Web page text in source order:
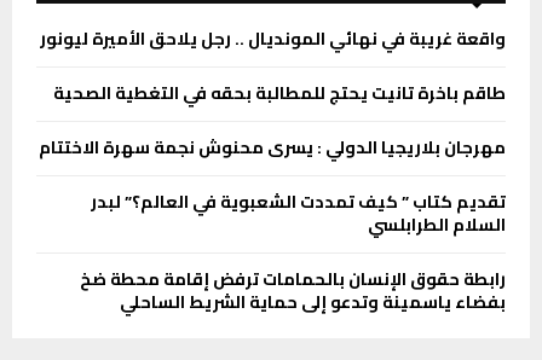
واقعة غريبة في نهائي المونديال .. رجل يلاحق الأميرة ليونور
طاقم باخرة تانيت يحتج للمطالبة بحقه في التغطية الصحية
مهرجان بلاريجيا الدولي : يسرى محنوش نجمة سهرة الاختتام
تقديم كتاب ” كيف تمددت الشعبوية في العالم؟” لبدر
السلام الطرابلسي
رابطة حقوق الإنسان بالحمامات ترفض إقامة محطة ضخ
بفضاء ياسمينة وتدعو إلى حماية الشريط الساحلي